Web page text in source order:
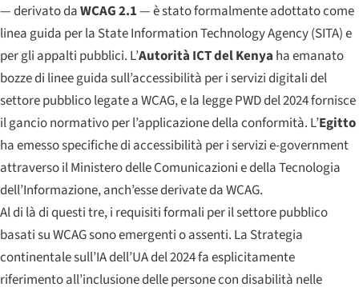
— derivato daWCAG 2.1— è stato formalmente adottato come
linea guida per la State Information Technology Agency (SITA) e
per gli appalti pubblici. L’Autorità ICT del Kenya ha emanato
bozze di linee guida sull’accessibilità per i servizi digitali del
settore pubblico legate a WCAG, e la legge PWD del 2024 fornisce
il gancio normativo per l’applicazione della conformità. L’Egitto
ha emesso specifiche di accessibilità per i servizi e-government
attraverso il Ministero delle Comunicazioni e della Tecnologia
dell’Informazione, anch’esse derivate da WCAG.
Al di là di questi tre, i requisiti formali per il settore pubblico
basati su WCAG sono emergenti o assenti. La Strategia
continentale sull’IA dell’UA del 2024 fa esplicitamente
riferimento all’inclusione delle persone con disabilità nelle